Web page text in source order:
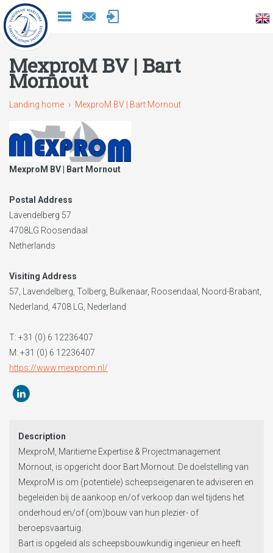
Naar
inhoud
MexproM BV | Bart
Mornout
Landing home MexproM BV | Bart Mornout
MexproM BV | Bart Mornout
Postal Address
Lavendelberg 57
4708LG Roosendaal
Netherlands
Visiting Address
57, Lavendelberg, Tolberg, Bulkenaar, Roosendaal, Noord-Brabant,
Nederland, 4708 LG, Nederland
T: +31 (0) 6 12236407
M: +31 (0) 6 12236407
https://www.mexprom.nl/
Description
MexproM, Maritieme Expertise & Projectmanagement
Mornout, is opgericht door Bart Mornout. De doelstelling van
MexproM is om (potentiele) scheepseigenaren te adviseren en
begeleiden bij de aankoop en/of verkoop dan wel tijdens het
onderhoud en/of (om)bouw van hun plezier- of
beroepsvaartuig.
Bart is opgeleid als scheepsbouwkundig ingenieur en heeft